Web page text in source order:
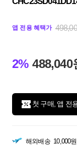
앱 전용 혜택가
2% 488,040
첫 구매, 앱 전
해외배송 10,000원